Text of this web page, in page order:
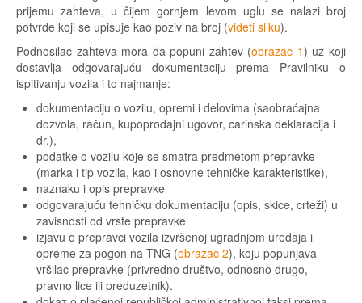
prijemu zahteva, u čijem gornjem levom uglu se nalazi broj
potvrde koji se upisuje kao poziv na broj (videti sliku).
Podnosilac zahteva mora da popuni zahtev (obrazac 1) uz koji
dostavlja odgovarajuću dokumentaciju prema Pravilniku o
ispitivanju vozila i to najmanje:
dokumentaciju o vozilu, opremi i delovima (saobraćajna
dozvola, račun, kupoprodajni ugovor, carinska deklaracija i
dr.),
podatke o vozilu koje se smatra predmetom prepravke
(marka i tip vozila, kao i osnovne tehničke karakteristike),
naznaku i opis prepravke
odgovarajuću tehničku dokumentaciju (opis, skice, crteži) u
zavisnosti od vrste prepravke
izjavu o prepravci vozila izvršenoj ugradnjom uređaja i
opreme za pogon na TNG (obrazac 2), koju popunjava
vršilac prepravke (privredno društvo, odnosno drugo,
pravno lice ili preduzetnik).